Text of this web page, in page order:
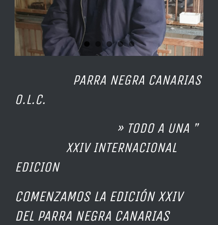
PARRA NEGRA CANARIAS
O.L.C.
» TODO A UNA ”
XXIV INTERNACIONAL
EDICION
COMENZAMOS LA EDICIÓN XXIV
DEL PARRA NEGRA CANARIAS